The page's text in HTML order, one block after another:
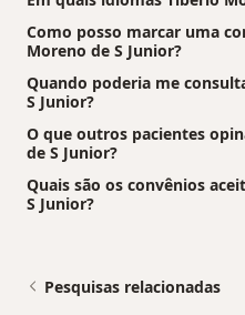
Como posso marcar uma
Moreno de S Junior?
Quando poderia me
S Junior?
O que outros pacientes
de S Junior?
Quais são os convênios
S Junior?
Pesquisas relacionadas